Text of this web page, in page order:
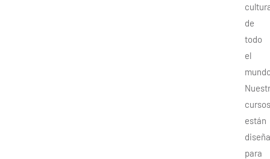
de
todo
el
cursos
están
para